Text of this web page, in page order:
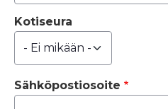
Kotiseura
Sähköpostiosoite
Sähköpostiosoite